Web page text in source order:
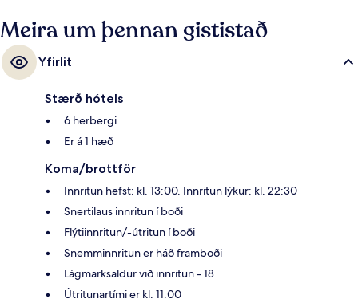
Meira um þennan gististað
Yfirlit
Stærð hótels
6 herbergi
Er á 1 hæð
Koma/brottför
Innritun hefst: kl. 13:00. Innritun lýkur: kl. 22:30
Snertilaus innritun í boði
Flýtiinnritun/-útritun í boði
Snemminnritun er háð framboði
Lágmarksaldur við innritun - 18
Útritunartími er kl. 11:00